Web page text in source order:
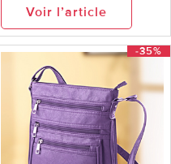
Voir l’article
-35%